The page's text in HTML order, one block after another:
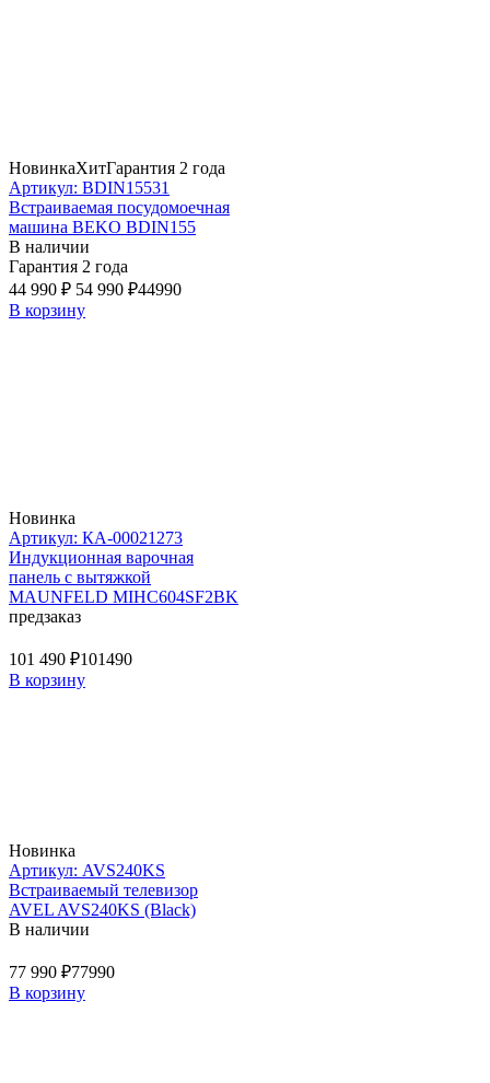
НовинкаХитГарантия 2 года
Артикул: BDIN15531
Встраиваемая посудомоечная
машина BEKO BDIN155
В наличии
Гарантия 2 года
44 990 ₽ 54 990 ₽44990
В корзину
Новинка
Артикул: КА-00021273
Индукционная варочная
панель с вытяжкой
MAUNFELD MIHC604SF2BK
предзаказ
101 490 ₽101490
В корзину
Новинка
Артикул: AVS240KS
Встраиваемый телевизор
AVEL AVS240KS (Black)
В наличии
77 990 ₽77990
В корзину